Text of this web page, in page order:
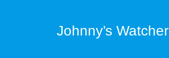
Johnny’s Watcher